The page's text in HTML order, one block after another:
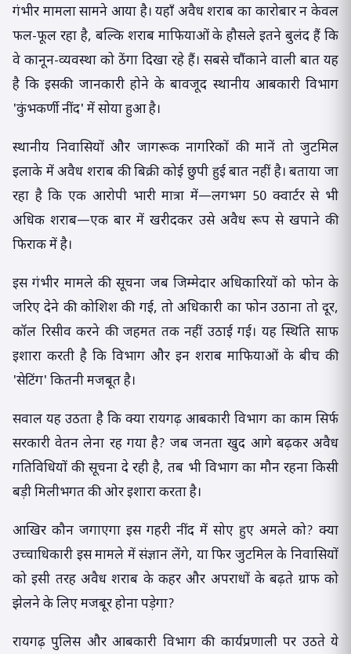
गंभीर मामला सामने आया है। यहाँ अवैध शराब का कारोबार न केवल
फल-फूल रहा है, बल्कि शराब माफियाओं के हौसले इतने बुलंद हैं कि
वे कानून-व्यवस्था को ठेंगा दिखा रहे हैं। सबसे चौंकाने वाली बात यह
है कि इसकी जानकारी होने के बावजूद स्थानीय आबकारी विभाग
'कुंभकर्णी नींद' में सोया हुआ है।
स्थानीय निवासियों और जागरूक नागरिकों की मानें तो जुटमिल
इलाके में अवैध शराब की बिक्री कोई छुपी हुई बात नहीं है। बताया जा
रहा है कि एक आरोपी भारी मात्रा में—लगभग 50 क्वार्टर से भी
अधिक शराब—एक बार में खरीदकर उसे अवैध रूप से खपाने की
फिराक में है।
इस गंभीर मामले की सूचना जब जिम्मेदार अधिकारियों को फोन के
जरिए देने की कोशिश की गई, तो अधिकारी का फोन उठाना तो दूर,
कॉल रिसीव करने की जहमत तक नहीं उठाई गई। यह स्थिति साफ
इशारा करती है कि विभाग और इन शराब माफियाओं के बीच की
'सेटिंग' कितनी मजबूत है।
सवाल यह उठता है कि क्या रायगढ़ आबकारी विभाग का काम सिर्फ
सरकारी वेतन लेना रह गया है? जब जनता खुद आगे बढ़कर अवैध
गतिविधियों की सूचना दे रही है, तब भी विभाग का मौन रहना किसी
बड़ी मिलीभगत की ओर इशारा करता है।
आखिर कौन जगाएगा इस गहरी नींद में सोए हुए अमले को? क्या
उच्चाधिकारी इस मामले में संज्ञान लेंगे, या फिर जुटमिल के निवासियों
को इसी तरह अवैध शराब के कहर और अपराधों के बढ़ते ग्राफ को
झेलने के लिए मजबूर होना पड़ेगा?
रायगढ़ पुलिस और आबकारी विभाग की कार्यप्रणाली पर उठते ये